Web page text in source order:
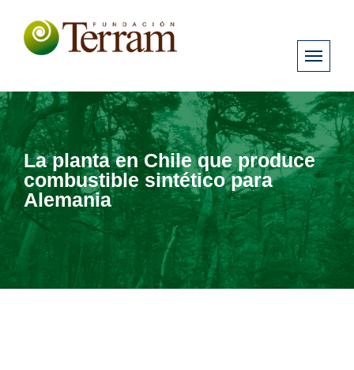
La planta en Chile que produce
combustible sintético para
Alemania